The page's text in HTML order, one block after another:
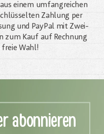
einem umfangreichen
Zahlung per
und PayPal mit Zwei-
zum Kauf auf Rechnung
freie Wahl!
abonnieren